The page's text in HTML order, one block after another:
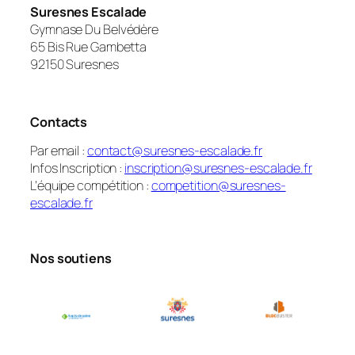
Suresnes Escalade
Gymnase Du Belvédère
65 Bis Rue Gambetta
92150 Suresnes
Contacts
Par email :contact@suresnes-escalade.fr
Infos Inscription : inscription@suresnes-escalade.fr
L’équipe compétition :competition@suresnes-
escalade.fr
Nos soutiens